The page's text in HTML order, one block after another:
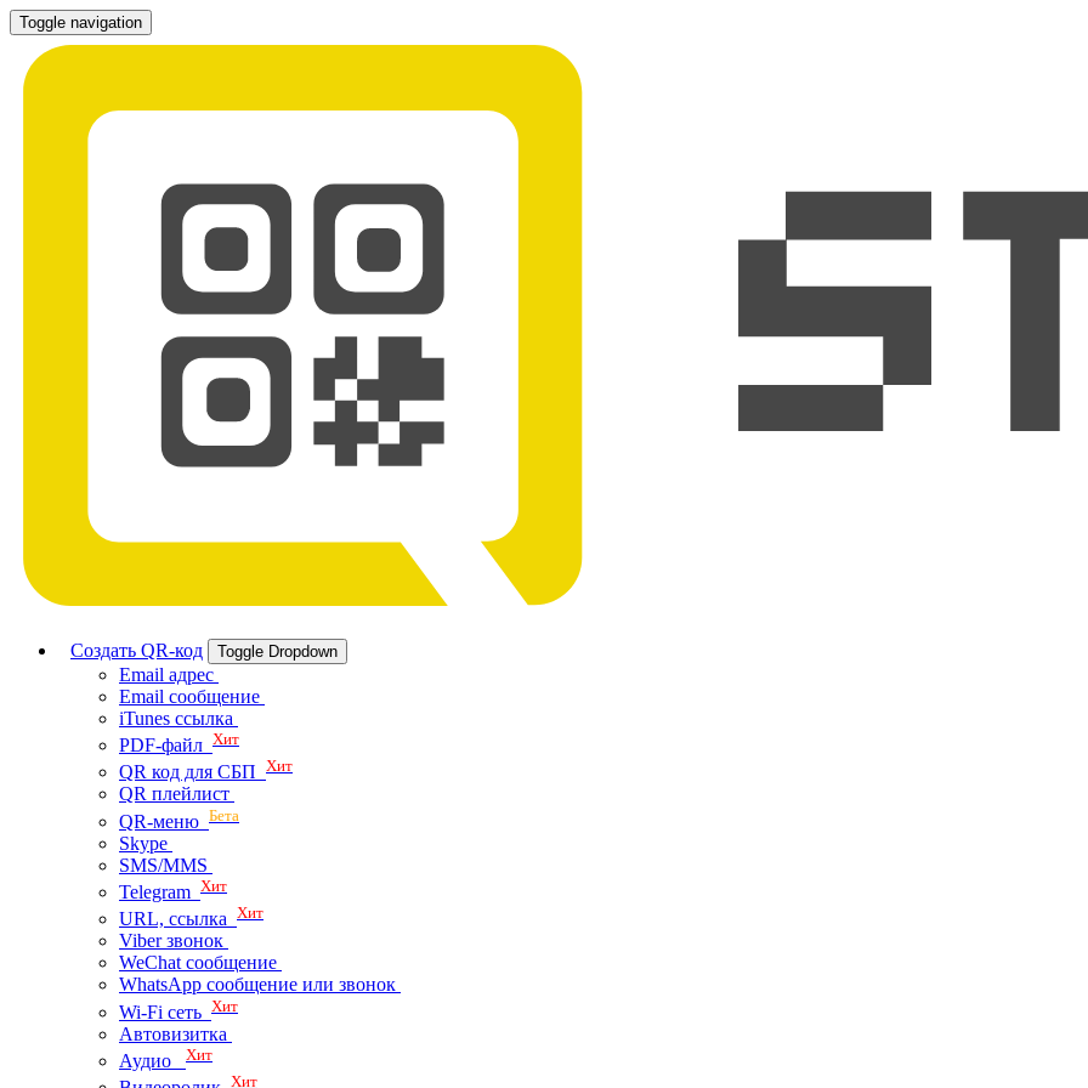
Toggle navigation
Создать QR-код Toggle Dropdown
Email адрес
Email сообщение
iTunes ссылка
PDF-файл Хит
QR код для СБП Хит
QR плейлист
QR-меню Бета
Skype
SMS/MMS
Telegram Хит
URL, ссылка Хит
Viber звонок
WeChat сообщение
WhatsApp сообщение или звонок
Wi-Fi сеть Хит
Автовизитка
Аудио Хит
Хит